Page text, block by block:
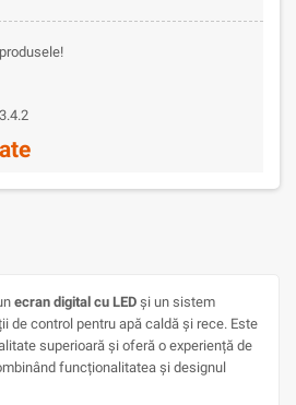
ecran digital cu LED și un sistem
de control pentru apă caldă și rece. Este
superioară și oferă o experiență de
funcționalitatea și designul